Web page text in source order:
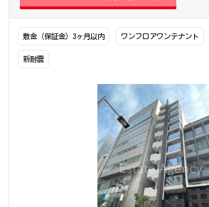
敷金（保証金）3ヶ月以内 ワンフロアワンテナント
新耐震